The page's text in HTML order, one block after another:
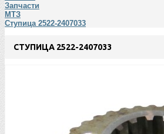
Запчасти
МТЗ
Ступица 2522-2407033
CТУПИЦА 2522-2407033